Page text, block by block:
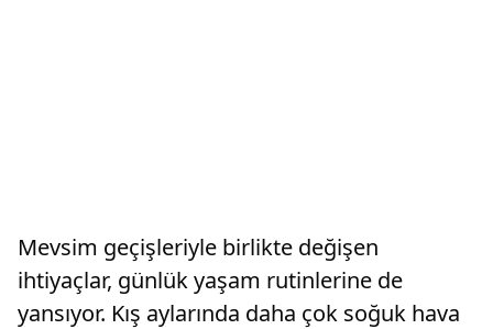
Mevsim geçişleriyle birlikte değişen
ihtiyaçlar, günlük yaşam rutinlerine de
yansıyor. Kış aylarında daha çok soğuk hava